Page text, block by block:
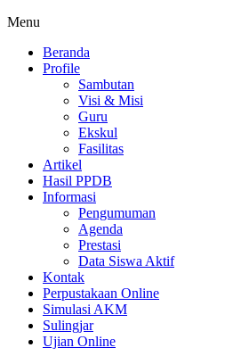
Menu
Beranda
Profile
Sambutan
Visi & Misi
Guru
Ekskul
Fasilitas
Artikel
Hasil PPDB
Informasi
Pengumuman
Agenda
Prestasi
Data Siswa Aktif
Kontak
Perpustakaan Online
Simulasi AKM
Sulingjar
Ujian Online